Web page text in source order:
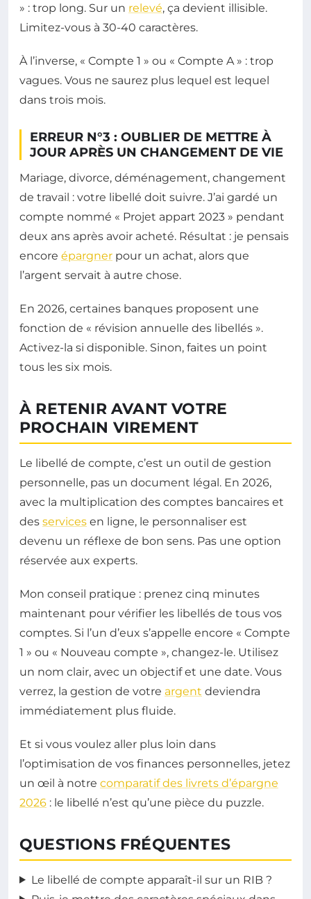
» : trop long. Sur un relevé, ça devient illisible.
Limitez-vous à 30-40 caractères.
À l’inverse, « Compte 1 » ou « Compte A » : trop
vagues. Vous ne saurez plus lequel est lequel
dans trois mois.
ERREUR N°3 : OUBLIER DE METTRE À
JOUR APRÈS UN CHANGEMENT DE VIE
Mariage, divorce, déménagement, changement
de travail : votre libellé doit suivre. J’ai gardé un
compte nommé « Projet appart 2023 » pendant
deux ans après avoir acheté. Résultat : je pensais
encore épargner pour un achat, alors que
l’argent servait à autre chose.
En 2026, certaines banques proposent une
fonction de « révision annuelle des libellés ».
Activez-la si disponible. Sinon, faites un point
tous les six mois.
À RETENIR AVANT VOTRE
PROCHAIN VIREMENT
Le libellé de compte, c’est un outil de gestion
personnelle, pas un document légal. En 2026,
avec la multiplication des comptes bancaires et
des services en ligne, le personnaliser est
devenu un réflexe de bon sens. Pas une option
réservée aux experts.
Mon conseil pratique : prenez cinq minutes
maintenant pour vérifier les libellés de tous vos
comptes. Si l’un d’eux s’appelle encore « Compte
1 » ou « Nouveau compte », changez-le. Utilisez
un nom clair, avec un objectif et une date. Vous
verrez, la gestion de votre argent deviendra
immédiatement plus fluide.
Et si vous voulez aller plus loin dans
l’optimisation de vos finances personnelles, jetez
un œil à notre comparatif des livrets d’épargne
2026 : le libellé n’est qu’une pièce du puzzle.
QUESTIONS FRÉQUENTES
Le libellé de compte apparaît-il sur un RIB ?